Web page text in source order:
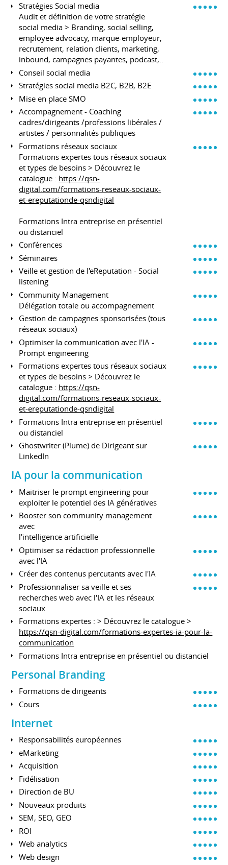
Stratégies Social media
Audit et définition de votre stratégie
social media > Branding, social selling,
employee advocacy, marque-employeur,
recrutement, relation clients, marketing,
inbound, campagnes payantes, podcast,..
Conseil social media
Stratégies social media B2C, B2B, B2E
Mise en place SMO
Accompagnement - Coaching
cadres/dirigeants /professions libérales /
artistes / personnalités publiques
Formations réseaux sociaux
Formations expertes tous réseaux sociaux
et types de besoins > Découvrez le
catalogue : https://qsn-
digital.com/formations-reseaux-sociaux-
et-ereputationde-qsndigital
Formations Intra entreprise en présentiel
ou distanciel
Conférences
Séminaires
Veille et gestion de l'eReputation - Social
listening
Community Management
Délégation totale ou accompagnement
Gestion de campagnes sponsorisées (tous
réseaux sociaux)
Optimiser la communication avec l'IA -
Prompt engineering
Formations expertes tous réseaux sociaux
et types de besoins > Découvrez le
catalogue : https://qsn-
digital.com/formations-reseaux-sociaux-
et-ereputationde-qsndigital
Formations Intra entreprise en présentiel
ou distanciel
Ghostwriter (Plume) de Dirigeant sur
LinkedIn
IA pour la communication
Maitriser le prompt engineering pour
exploiter le potentiel des IA génératives
Booster son community management
avec
l'intelligence artificielle
Optimiser sa rédaction professionnelle
avec l'IA
Créer des contenus percutants avec l'IA
Professionnaliser sa veille et ses
recherches web avec l'IA et les réseaux
sociaux
Formations expertes : > Découvrez le catalogue >
https://qsn-digital.com/formations-expertes-ia-pour-la-
communication
Formations Intra entreprise en présentiel ou distanciel
Personal Branding
Formations de dirigeants
Cours
Internet
Responsabilités européennes
eMarketing
Acquisition
Fidélisation
Direction de BU
Nouveaux produits
SEM, SEO, GEO
ROI
Web analytics
Web design